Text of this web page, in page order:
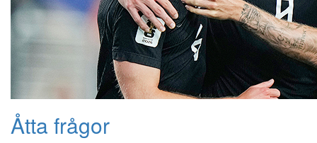
Åtta frågor